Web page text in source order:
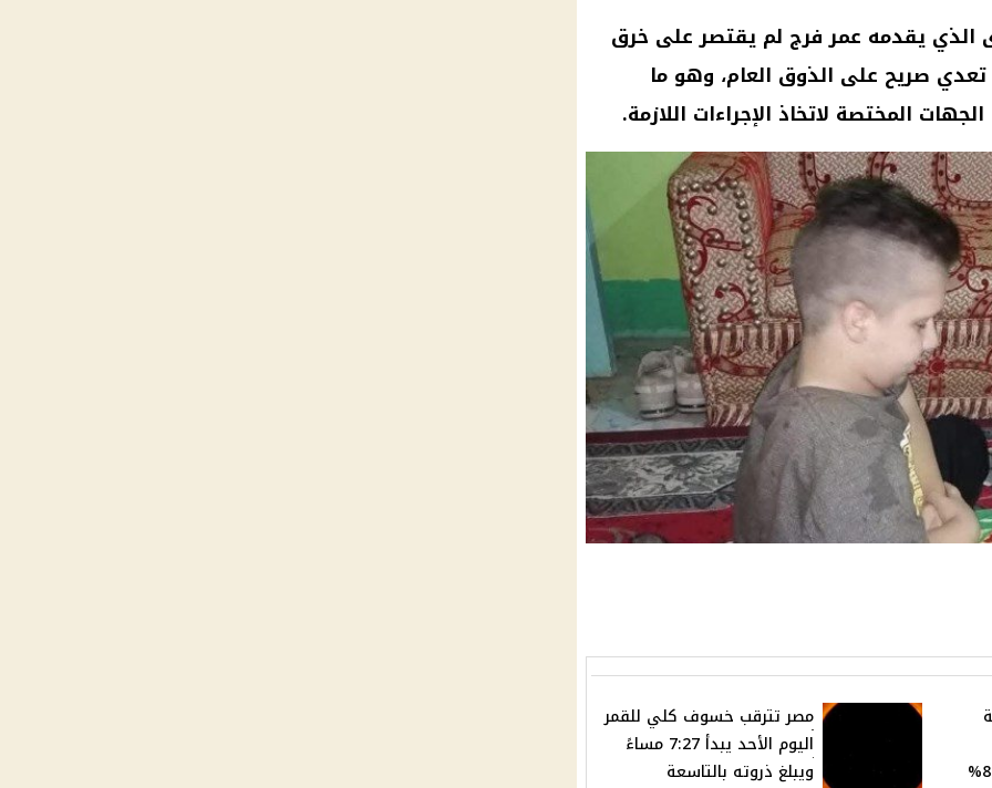
الذي يقدمه عمر فرج لم يقتصر على خرق
صريح على الذوق العام، وهو ما
المختصة لاتخاذ الإجراءات اللازمة.
التقديم: 91.5 للطب و87.6%
مصر تترقب خسوف كلي للقمر
اليوم الأحد يبدأ 7:27 مساءً
ويبلغ ذروته بالتاسعة